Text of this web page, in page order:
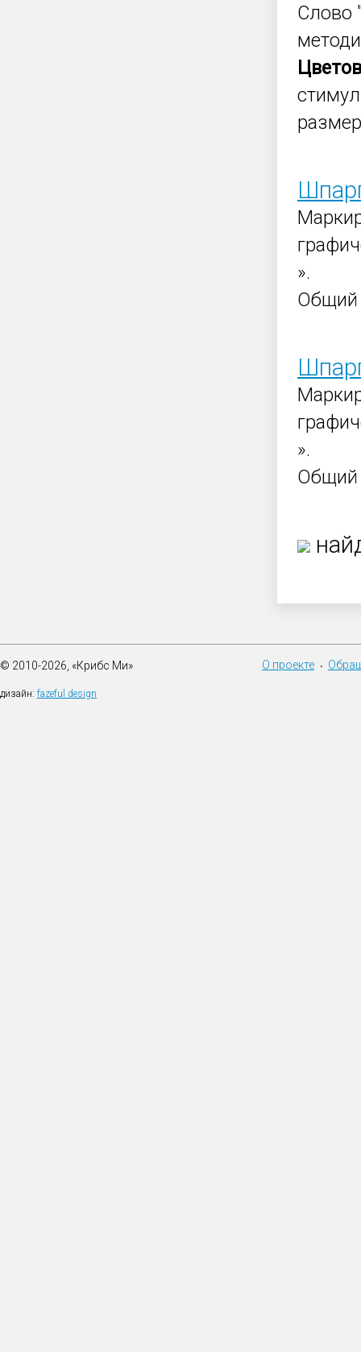
Слово
».
».
© 2010-2026, «Крибс Ми»
дизайн: fazeful design
О проекте •